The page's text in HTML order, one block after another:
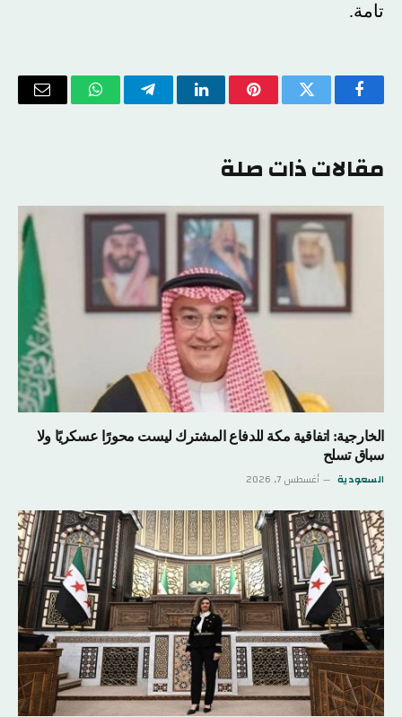
تامة.
فيسبوكتويتر بينتيريستلينكدإن تيلقرام واتسابالبريد
مقالات ذات صلة
الخارجية: اتفاقية مكة للدفاع المشترك ليست محورًا عسكريًا ولا
سباق تسلح
السعودية أغسطس 7, 2026